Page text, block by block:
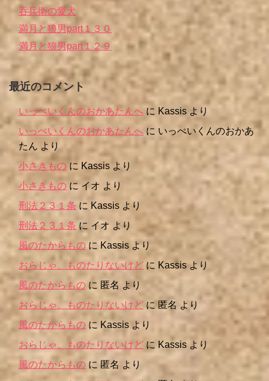
吞兵衛の愛犬
満月と狼男part１３０
満月と狼男part１２９
最近のコメント
いっぺいくんのおかあたんへ に Kassis より
いっぺいくんのおかあたんへ に いっぺいくんのおかあ
たん より
小さきもの に Kassis より
小さきもの に イオ より
刑法２３１条 に Kassis より
刑法２３１条 に イオ より
風のたからもの に Kassis より
おらじゃ、ものたりないけど に Kassisより
風のたからもの に 匿名 より
おらじゃ、ものたりないけど に 匿名 より
風のたからもの に Kassis より
おらじゃ、ものたりないけど に Kassis より
風のたからもの に 匿名 より